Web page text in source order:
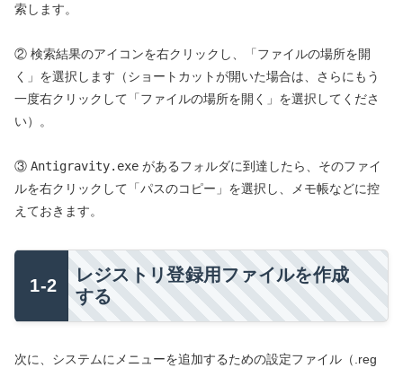
索します。
② 検索結果のアイコンを右クリックし、「ファイルの場所を開
く」を選択します（ショートカットが開いた場合は、さらにもう
一度右クリックして「ファイルの場所を開く」を選択してくださ
い）。
③ Antigravity.exe があるフォルダに到達したら、そのファイ
ルを右クリックして「パスのコピー」を選択し、メモ帳などに控
えておきます。
レジストリ登録用ファイルを作成
する
次に、システムにメニューを追加するための設定ファイル（.reg